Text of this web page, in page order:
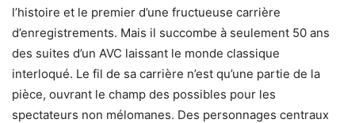
l’histoire et le premier d’une fructueuse carrière
d’enregistrements. Mais il succombe à seulement 50 ans
des suites d’un AVC laissant le monde classique
interloqué. Le fil de sa carrière n’est qu’une partie de la
pièce, ouvrant le champ des possibles pour les
spectateurs non mélomanes. Des personnages centraux